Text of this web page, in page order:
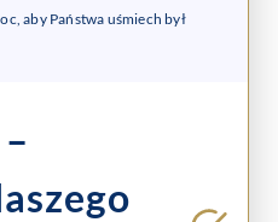
aby Państwa uśmiech był